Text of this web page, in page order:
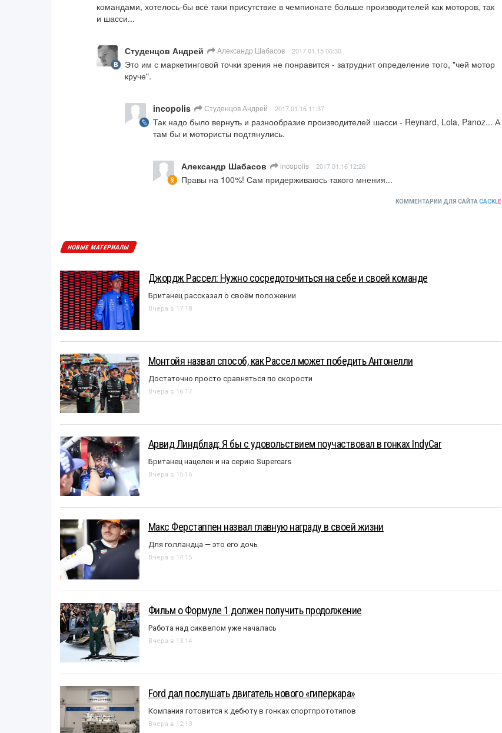
командами, хотелось-бы всё таки присутствие в чемпионате больше производителей как моторов, так
и шасси...
Студенцов Андрей Александр Шабасов 2017.01.15 00:30
Это им с маркетинговой точки зрения не понравится - затруднит определение того, "чей мотор
круче".
incopolis Студенцов Андрей 2017.01.16 11:37
Так надо было вернуть и разнообразие производителей шасси - Reynard, Lola, Panoz... А
там бы и мотористы подтянулись.
Александр Шабасов incopolis 2017.01.16 12:26
Правы на 100%! Сам придерживаюсь такого мнения...
КОММЕНТАРИИ ДЛЯ САЙТА CACKLE
НОВЫЕ МАТЕРИАЛЫ
Джордж Рассел: Нужно сосредоточиться на себе и своей команде
Британец рассказал о своём положении
Вчера в 17:18
Монтойя назвал способ, как Рассел может победить Антонелли
Достаточно просто сравняться по скорости
Вчера в 16:17
Арвид Линдблад: Я бы с удовольствием поучаствовал в гонках IndyCar
Британец нацелен и на серию Supercars
Вчера в 15:16
Макс Ферстаппен назвал главную награду в своей жизни
Для голландца — это его дочь
Вчера в 14:15
Фильм о Формуле 1 должен получить продолжение
Работа над сиквелом уже началась
Вчера в 13:14
Ford дал послушать двигатель нового «гиперкара»
Компания готовится к дебюту в гонках спортпрототипов
Вчера в 12:13